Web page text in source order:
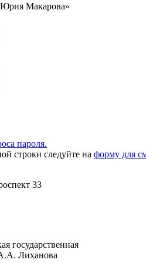
Макарова»
пароля.
строки следуйте на форму для
33
государственная
Лиханова